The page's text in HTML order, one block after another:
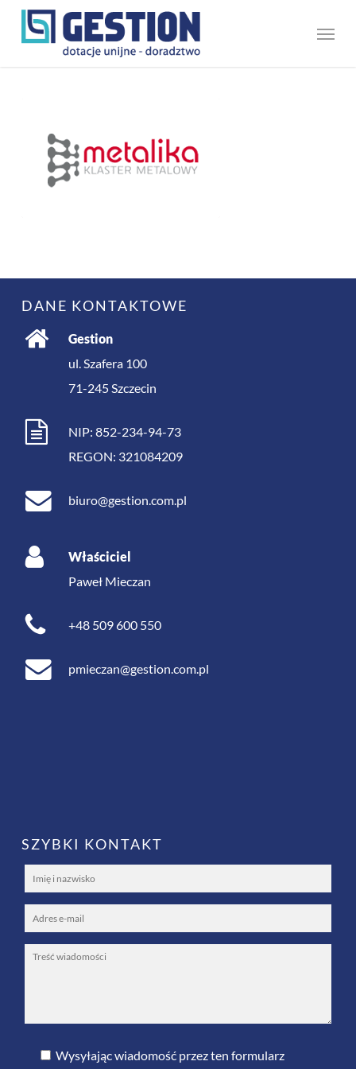
Skip
Menu
DANE KONTAKTOWE
Gestion
ul. Szafera 100
71-245Szczecin
NIP: 852-234-94-73
REGON: 321084209
biuro@gestion.com.pl
Właściciel
Paweł Mieczan
+48 509 600 550
pmieczan@gestion.com.pl
SZYBKI KONTAKT
Wysyłając wiadomość przez ten formularz